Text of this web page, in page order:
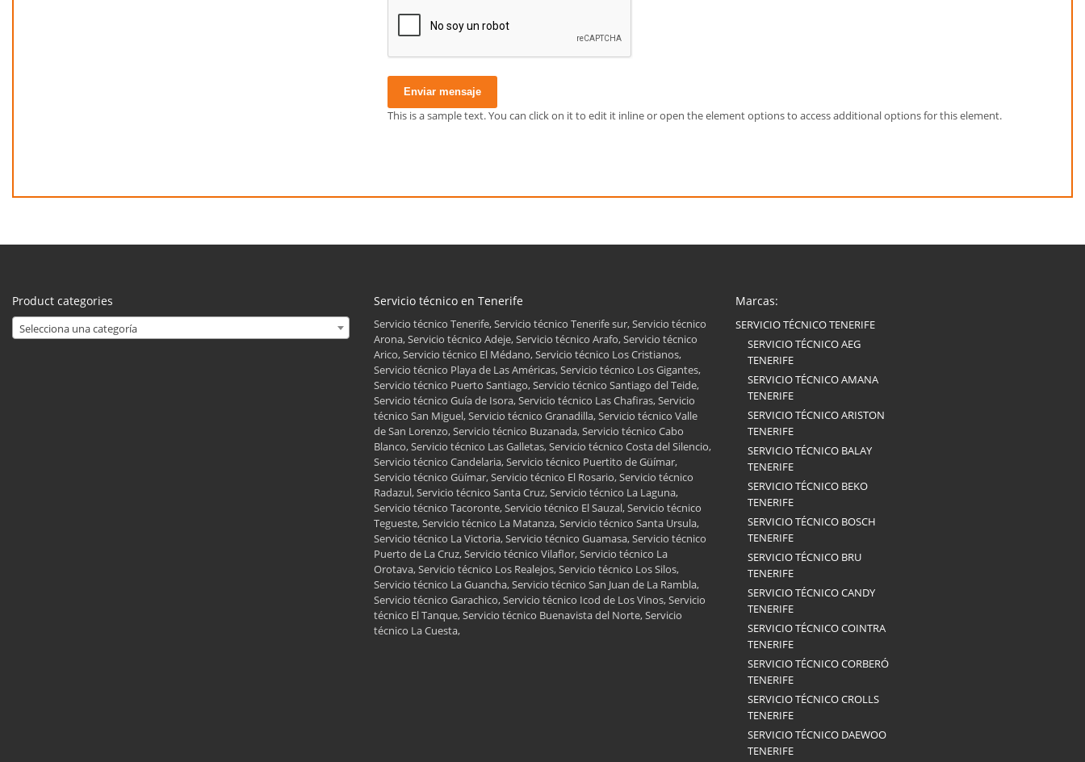
Enviar mensaje
This is a sample text. You can click on it to edit it inline or open the element options to access additional options for this element.
Product categories
Selecciona una categoría
Servicio técnico en Tenerife
Servicio técnico Tenerife, Servicio técnico Tenerife sur, Servicio técnico
Arona, Servicio técnico Adeje, Servicio técnico Arafo, Servicio técnico
Arico, Servicio técnico El Médano, Servicio técnico Los Cristianos,
Servicio técnico Playa de Las Américas, Servicio técnico Los Gigantes,
Servicio técnico Puerto Santiago, Servicio técnico Santiago del Teide,
Servicio técnico Guía de Isora, Servicio técnico Las Chafiras, Servicio
técnico San Miguel, Servicio técnico Granadilla, Servicio técnico Valle
de San Lorenzo, Servicio técnico Buzanada, Servicio técnico Cabo
Blanco, Servicio técnico Las Galletas, Servicio técnico Costa del Silencio,
Servicio técnico Candelaria, Servicio técnico Puertito de Güímar,
Servicio técnico Güímar, Servicio técnico El Rosario, Servicio técnico
Radazul, Servicio técnico Santa Cruz, Servicio técnico La Laguna,
Servicio técnico Tacoronte, Servicio técnico El Sauzal, Servicio técnico
Tegueste, Servicio técnico La Matanza, Servicio técnico Santa Ursula,
Servicio técnico La Victoria, Servicio técnico Guamasa, Servicio técnico
Puerto de La Cruz, Servicio técnico Vilaflor, Servicio técnico La
Orotava, Servicio técnico Los Realejos, Servicio técnico Los Silos,
Servicio técnico La Guancha, Servicio técnico San Juan de La Rambla,
Servicio técnico Garachico, Servicio técnico Icod de Los Vinos, Servicio
técnico El Tanque, Servicio técnico Buenavista del Norte, Servicio
técnico La Cuesta,
Marcas:
SERVICIO TÉCNICO TENERIFE
SERVICIO TÉCNICO AEG
TENERIFE
SERVICIO TÉCNICO AMANA
TENERIFE
SERVICIO TÉCNICO ARISTON
TENERIFE
SERVICIO TÉCNICO BALAY
TENERIFE
SERVICIO TÉCNICO BEKO
TENERIFE
SERVICIO TÉCNICO BOSCH
TENERIFE
SERVICIO TÉCNICO BRU
TENERIFE
SERVICIO TÉCNICO CANDY
TENERIFE
SERVICIO TÉCNICO COINTRA
TENERIFE
SERVICIO TÉCNICO CORBERÓ
TENERIFE
SERVICIO TÉCNICO CROLLS
TENERIFE
SERVICIO TÉCNICO DAEWOO
TENERIFE